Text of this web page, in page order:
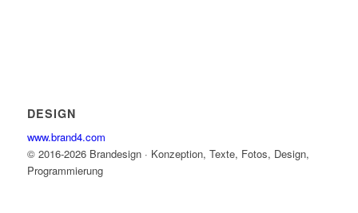
DESIGN
www.brand4.com
© 2016-2026 Brandesign · Konzeption, Texte, Fotos, Design,
Programmierung